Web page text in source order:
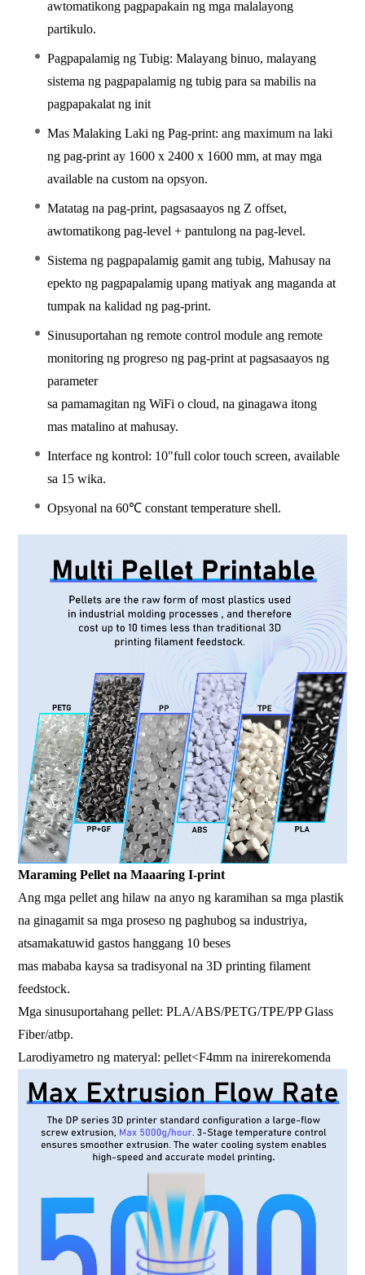
awtomatikong pagpapakain ng mga malalayong
partikulo.
Pagpapalamig ng Tubig: Malayang binuo, malayang
sistema ng pagpapalamig ng tubig para sa mabilis na
pagpapakalat ng init
Mas Malaking Laki ng Pag-print: ang maximum na laki
ng pag-print ay 1600 x 2400 x 1600 mm, at may mga
available na custom na opsyon.
Matatag na pag-print, pagsasaayos ng Z offset,
awtomatikong pag-level + pantulong na pag-level.
Sistema ng pagpapalamig gamit ang tubig, Mahusay na
epekto ng pagpapalamig upang matiyak ang maganda at
tumpak na kalidad ng pag-print.
Sinusuportahan ng remote control module ang remote
monitoring ng progreso ng pag-print at pagsasaayos ng
parameter
sa pamamagitan ng WiFi o cloud, na ginagawa itong
mas matalino at mahusay.
Interface ng kontrol: 10"full color touch screen, available
sa 15 wika.
Opsyonal na 60℃ constant temperature shell.
Maraming Pellet na Maaaring I-print
Ang mga pellet ang hilaw na anyo ng karamihan sa mga plastik
na ginagamit sa mga proseso ng paghubog sa industriya,
atsamakatuwid gastoshanggang 10 beses
mas mababa kaysa sa tradisyonal na 3D printing filament
feedstock.
Mga sinusuportahang pellet: PLA/ABS/PETG/TPE/PP Glass
Fiber/atbp.
Larodiyametro ng materyal: pellet<F4mm na inirerekomenda